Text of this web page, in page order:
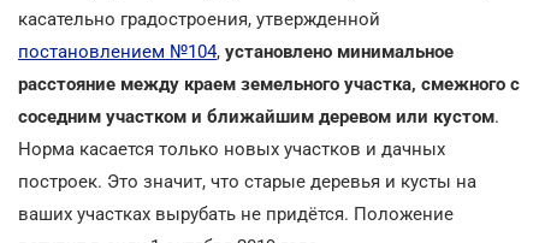
касательно градостроения, утвержденной
постановлением №104, установлено минимальное
расстояние между краем земельного участка, смежного с
соседним участком и ближайшим деревом или кустом.
Норма касается только новых участков и дачных
построек. Это значит, что старые деревья и кусты на
ваших участках вырубать не придётся. Положение